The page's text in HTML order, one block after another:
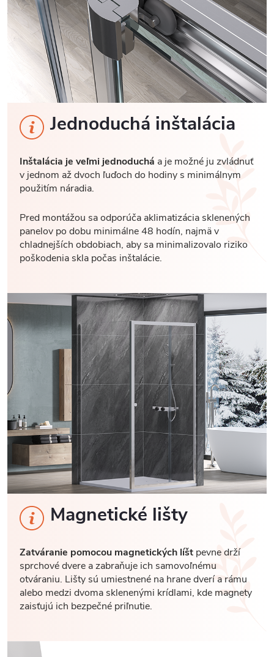
Jednoduchá inštalácia
Inštalácia je veľmi jednoduchá a je možné ju zvládnuť
v jednom až dvoch ľuďoch do hodiny s minimálnym
použitím náradia.
Pred montážou sa odporúča aklimatizácia sklenených
panelov po dobu minimálne 48 hodín, najmä v
chladnejších obdobiach, aby sa minimalizovalo riziko
poškodenia skla počas inštalácie.
Magnetické lišty
Zatváranie pomocou magnetických líšt pevne drží
sprchové dvere a zabraňuje ich samovoľnému
otváraniu. Lišty sú umiestnené na hrane dverí a rámu
alebo medzi dvoma sklenenými krídlami, kde magnety
zaisťujú ich bezpečné priľnutie.